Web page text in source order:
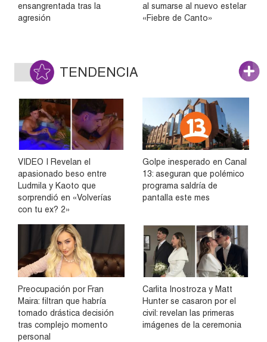
ensangrentada tras la
agresión
al sumarse al nuevo estelar
«Fiebre de Canto»
TENDENCIA
VIDEO | Revelan el
apasionado beso entre
Ludmila y Kaoto que
sorprendió en «Volverías
con tu ex? 2»
Golpe inesperado en Canal
13: aseguran que polémico
programa saldría de
pantalla este mes
Preocupación por Fran
Maira: filtran que habría
tomado drástica decisión
tras complejo momento
personal
Carlita Inostroza y Matt
Hunter se casaron por el
civil: revelan las primeras
imágenes de la ceremonia